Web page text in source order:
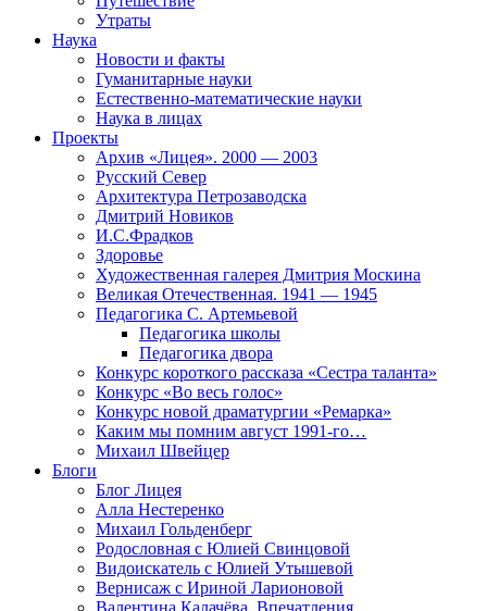
Утраты
Наука
Новости и факты
Гуманитарные науки
Естественно-математические науки
Наука в лицах
Проекты
Архив «Лицея». 2000 — 2003
Русский Север
Архитектура Петрозаводска
Дмитрий Новиков
И.С.Фрадков
Здоровье
Художественная галерея Дмитрия Москина
Великая Отечественная. 1941 — 1945
Педагогика С. Артемьевой
Педагогика школы
Педагогика двора
Конкурс короткого рассказа «Сестра таланта»
Конкурс «Во весь голос»
Конкурс новой драматургии «Ремарка»
Каким мы помним август 1991-го…
Михаил Швейцер
Блоги
Блог Лицея
Алла Нестеренко
Михаил Гольденберг
Родословная с Юлией Свинцовой
Видоискатель с Юлией Утышевой
Вернисаж с Ириной Ларионовой